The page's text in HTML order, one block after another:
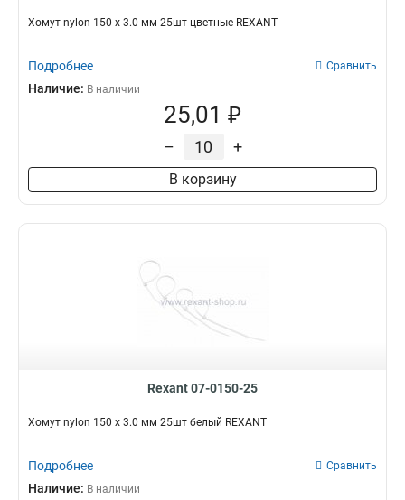
Хомут nylon 150 х 3.0 мм 25шт цветные REXANT
Подробнее Сравнить
Наличие: В наличии
25,01 ₽
– +
В корзину
Rexant 07-0150-25
Хомут nylon 150 х 3.0 мм 25шт белый REXANT
Подробнее Сравнить
Наличие: В наличии